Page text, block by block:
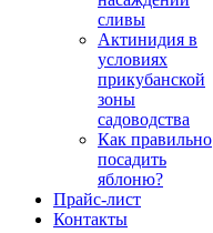
сливы
Актинидия в
условиях
прикубанской
зоны
садоводства
Как правильно
посадить
яблоню?
Прайс-лист
Контакты